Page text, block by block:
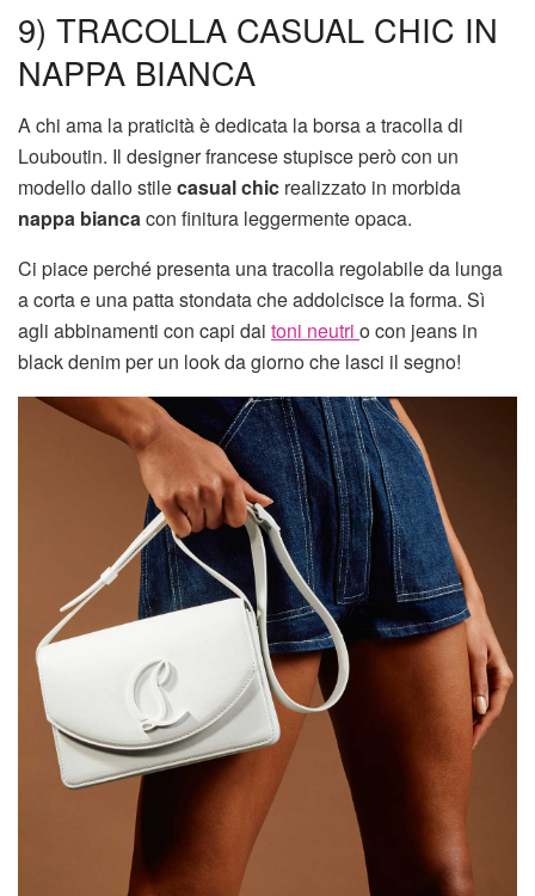
9) TRACOLLA CASUAL CHIC IN
NAPPA BIANCA
A chi ama la praticità è dedicata la borsa a tracolla di
Louboutin. Il designer francese stupisce però con un
modello dallo stilecasual chic realizzato in morbida
nappa biancacon finitura leggermente opaca.
Ci piace perché presenta una tracolla regolabile da lunga
a corta e una patta stondata che addolcisce la forma. Sì
agli abbinamenti con capi dai toni neutri o con jeans in
black denim per un look da giorno che lasci il segno!